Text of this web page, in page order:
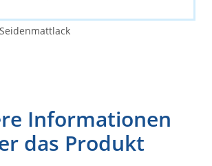
Informationen
das Produkt